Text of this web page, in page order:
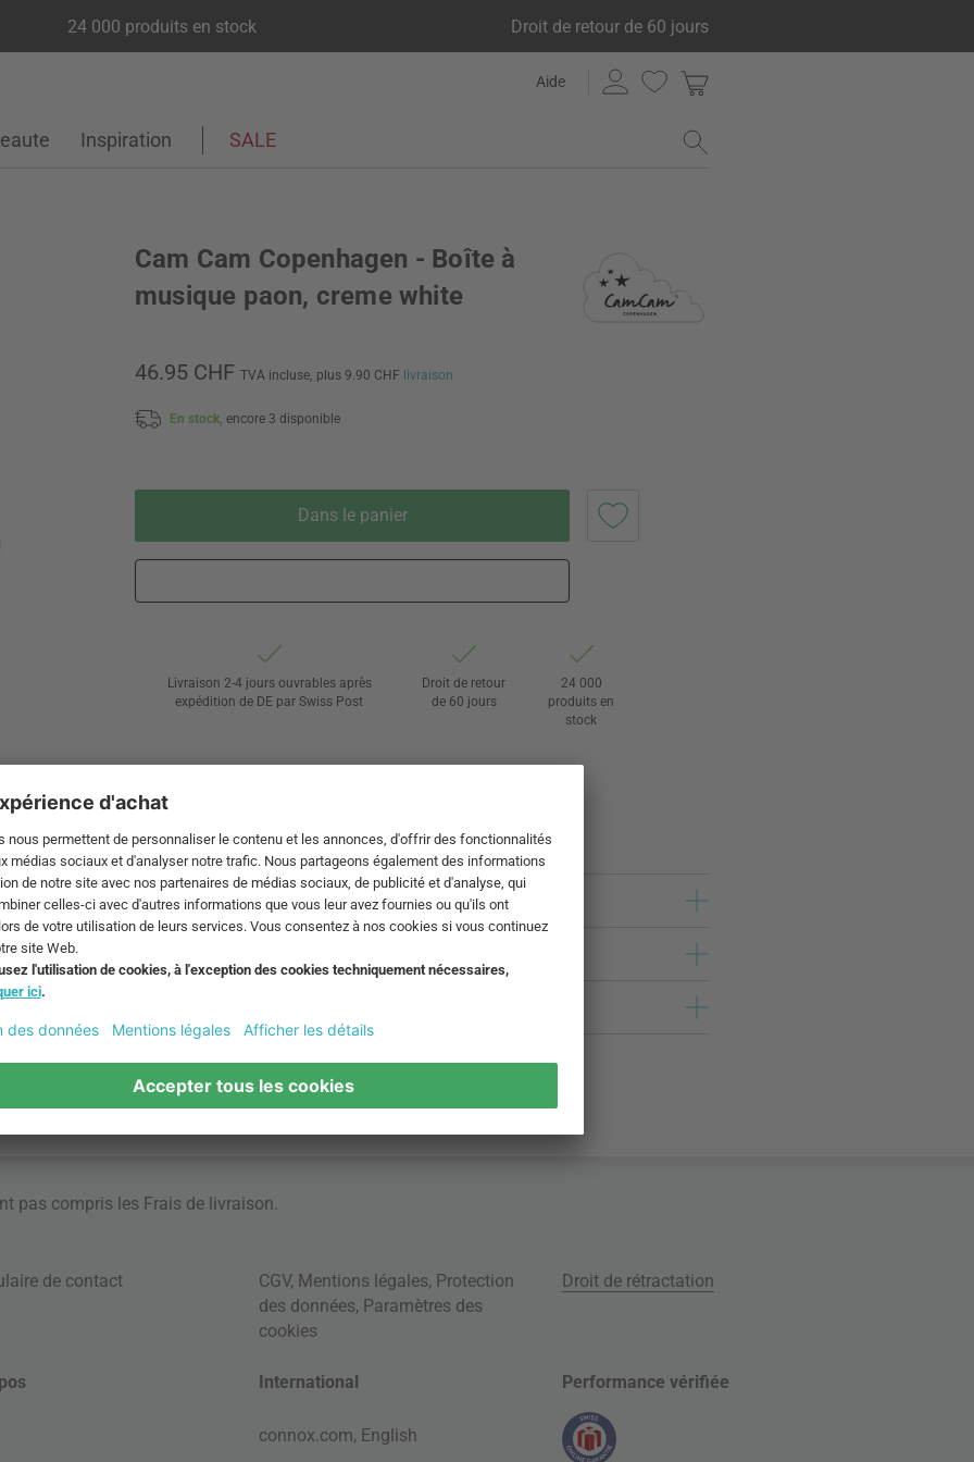
24 000 produits en stock Droit de retour de 60 jours
Aide
Inspiration SALE
Cam Cam Copenhagen - Boîte à
musique paon, creme white
46.95 CHF TVA incluse, plus 9.90 CHF livraison
En stock, encore 3 disponible
Dans le panier
Livraison 2-4 jours ouvrables après
expédition de DE par Swiss Post
Droit de retour
de 60 jours
24 000
produits en
stock
pas compris les Frais de livraison.
de contact CGV, Mentions légales, Protection
des données, Paramètres des
cookies
Droit de rétractation
International
connox.com, English
Performance vérifiée